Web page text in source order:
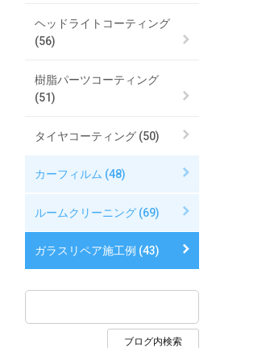
ヘッドライトコーティング
(56)
樹脂パーツコーティング
(51)
タイヤコーティング (50)
カーフィルム (48)
ルームクリーニング (69)
ガラスリペア施工例 (43)